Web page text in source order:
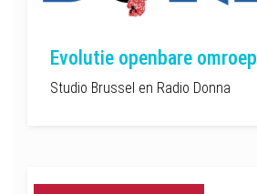
Evolutie openbare omroep
Studio Brussel en Radio Donna